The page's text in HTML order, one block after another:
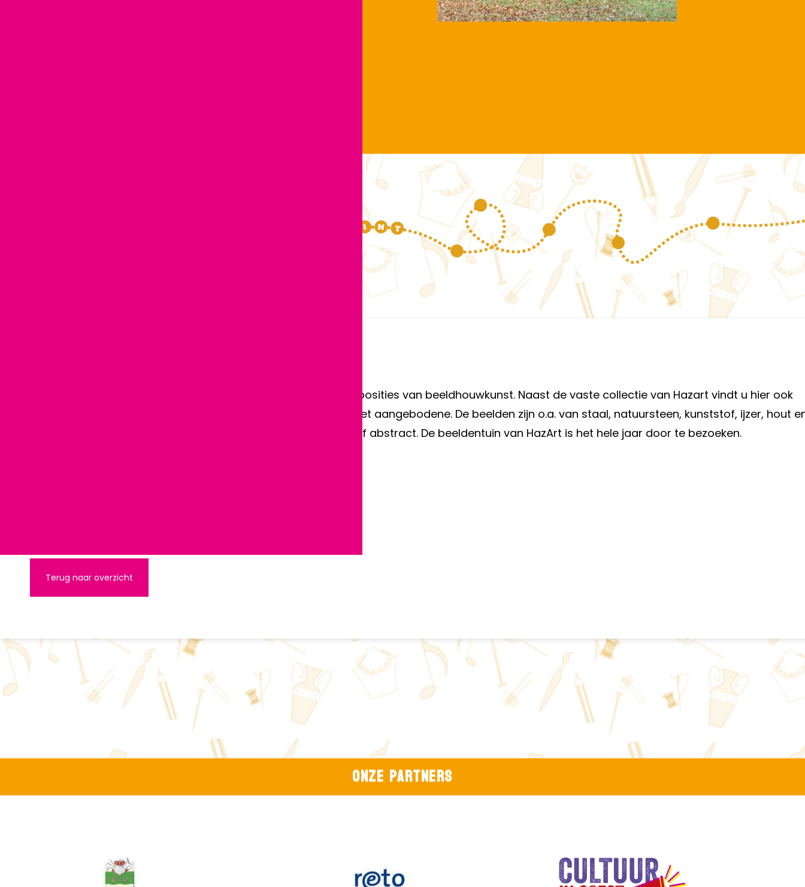
In Park Klein Engendaal in Soest organiseert Hazart al jaren exposities van beeldhouwkunst. Naast de vaste collectie van Hazart vindt u hier ook
beeldhouwwerken die te koop zijn. In voor- en najaar wisselt het aangebodene. De beelden zijn o.a. van staal, natuursteen, kunststof, ijzer, hout
brons. Groot en klein, veelkleurig of in één kleur, figuratief en/of abstract. De beeldentuin van HazArt is het hele jaar door te bezoeken.
Terug naar overzicht
Onze partners